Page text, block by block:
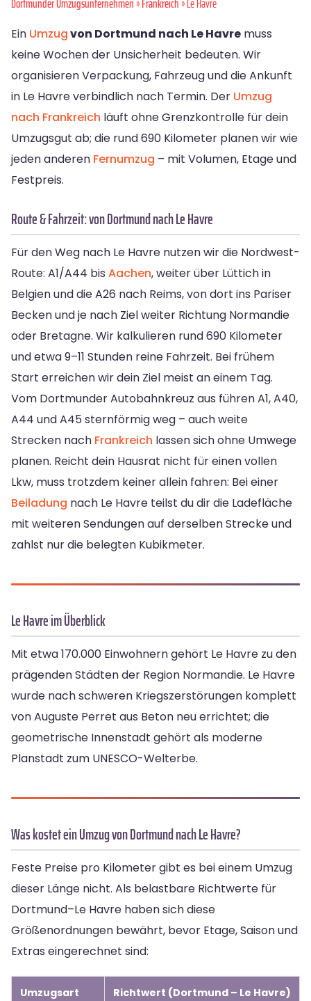
Dortmunder Umzugsunternehmen»Frankreich» Le Havre
Ein Umzugvon Dortmund nach Le Havre muss
keine Wochen der Unsicherheit bedeuten. Wir
organisieren Verpackung, Fahrzeug und die Ankunft
in Le Havre verbindlich nach Termin. Der Umzug
nach Frankreich läuft ohne Grenzkontrolle für dein
Umzugsgut ab; die rund 690 Kilometer planen wir wie
jeden anderen Fernumzug – mit Volumen, Etage und
Festpreis.
Route & Fahrzeit: von Dortmund nach Le Havre
Für den Weg nach Le Havre nutzen wir die Nordwest-
Route: A1/A44 bis Aachen, weiter über Lüttich in
Belgien und die A26 nach Reims, von dort ins Pariser
Becken und je nach Ziel weiter Richtung Normandie
oder Bretagne. Wir kalkulieren rund 690 Kilometer
und etwa 9–11 Stunden reine Fahrzeit. Bei frühem
Start erreichen wir dein Ziel meist an einem Tag.
Vom Dortmunder Autobahnkreuz aus führen A1, A40,
A44 und A45 sternförmig weg – auch weite
Strecken nach Frankreich lassen sich ohne Umwege
planen. Reicht dein Hausrat nicht für einen vollen
Lkw, muss trotzdem keiner allein fahren: Bei einer
Beiladung nach Le Havre teilst du dir die Ladefläche
mit weiteren Sendungen auf derselben Strecke und
zahlst nur die belegten Kubikmeter.
Le Havre im Überblick
Mit etwa 170.000 Einwohnern gehört Le Havre zu den
prägenden Städten der Region Normandie. Le Havre
wurde nach schweren Kriegszerstörungen komplett
von Auguste Perret aus Beton neu errichtet; die
geometrische Innenstadt gehört als moderne
Planstadt zum UNESCO-Welterbe.
Was kostet ein Umzug von Dortmund nach Le Havre?
Feste Preise pro Kilometer gibt es bei einem Umzug
dieser Länge nicht. Als belastbare Richtwerte für
Dortmund–Le Havre haben sich diese
Größenordnungen bewährt, bevor Etage, Saison und
Extras eingerechnet sind:
Umzugsart Richtwert (Dortmund – Le Havre)